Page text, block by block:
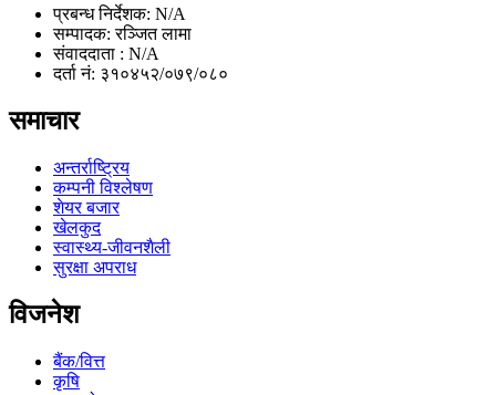
प्रबन्ध निर्देशक: N/A
सम्पादक: रञ्जित लामा
संवाददाता : N/A
दर्ता नं: ३१०४५२/०७९/०८०
समाचार
अन्तर्राष्ट्रिय
कम्पनी विश्लेषण
शेयर बजार
खेलकुद
स्वास्थ्य-जीवनशैली
सुरक्षा अपराध
विजनेश
बैंक/वित्त
कृषि